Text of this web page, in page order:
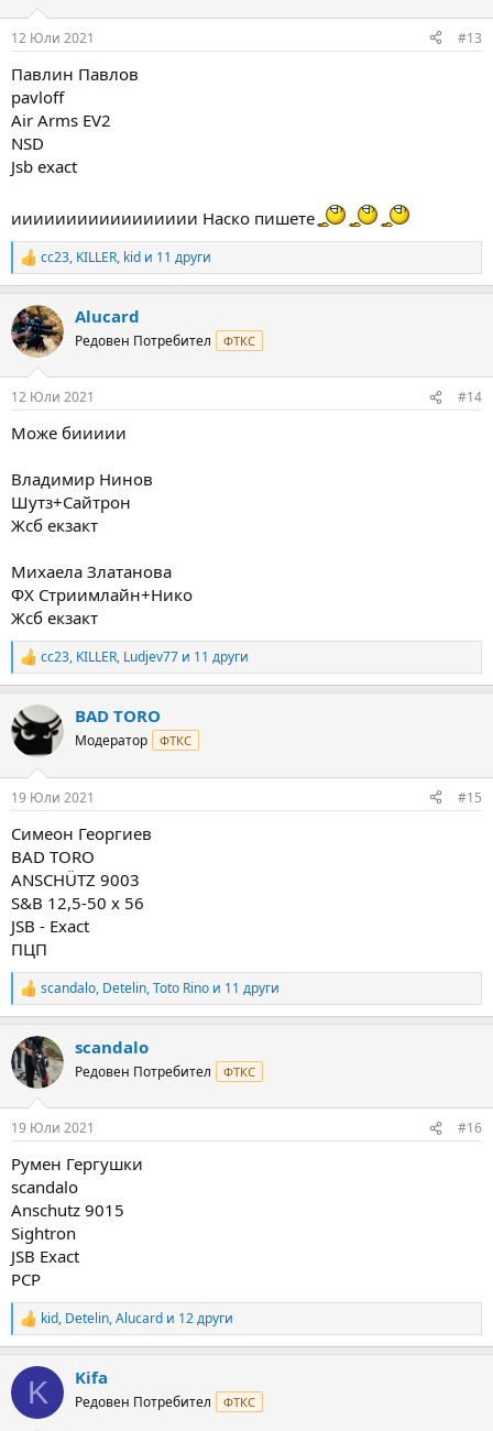
12 Юли 2021 #13
Павлин Павлов
pavloff
Air Arms EV2
NSD
Jsb exact
иииииииииииииииии Наско пишете
R
e
c
t
i
s
cc23, KILLER, kid и 11 други
Alucard
Редовен Потребител ФТКС
12 Юли 2021 #14
Може биииии
Владимир Нинов
Шутз+Сайтрон
Жсб екзакт
Михаела Златанова
ФХ Стриимлайн+Нико
Жсб екзакт
R
e
c
t
i
s
cc23, KILLER, Ludjev77 и 11 други
BAD TORO
Модератор ФТКС
19 Юли 2021 #15
Симеон Георгиев
BAD TORO
ANSCHÜTZ 9003
S&B 12,5-50 x 56
JSB - Exact
ПЦП
R
e
c
t
i
s
scandalo, Detelin,Toto Rino и 11 други
scandalo
Редовен Потребител ФТКС
19 Юли 2021 #16
Румен Гергушки
scandalo
Anschutz 9015
Sightron
JSB Exact
PCP
R
e
c
i
kid, Detelin,Alucard и 12 други
K Kifa
Редовен Потребител ФТКС